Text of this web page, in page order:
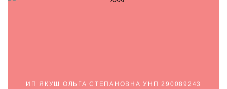
ИП ЯКУШ ОЛЬГА СТЕПАНОВНА УНП 290089243